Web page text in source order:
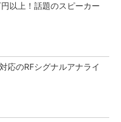
以上！話題のスピーカー
応のRFシグナルアナライ